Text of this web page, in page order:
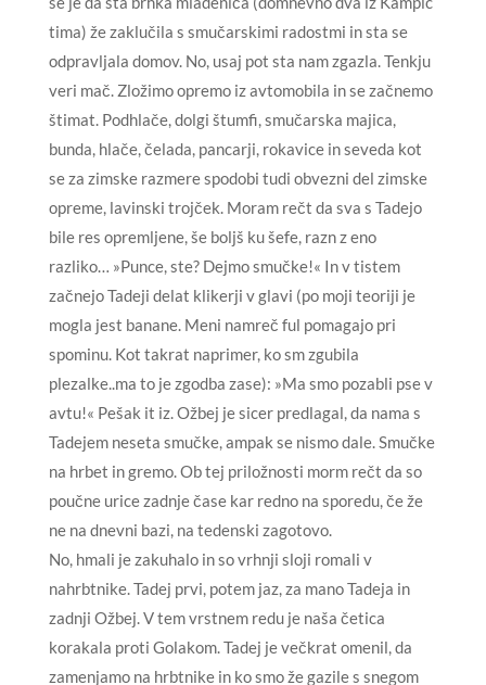
tima) že zaklučila s smučarskimi radostmi in sta se
odpravljala domov. No, usaj pot sta nam zgazla. Tenkju
veri mač. Zložimo opremo iz avtomobila in se začnemo
štimat. Podhlače, dolgi štumfi, smučarska majica,
bunda, hlače, čelada, pancarji, rokavice in seveda kot
se za zimske razmere spodobi tudi obvezni del zimske
opreme, lavinski trojček. Moram rečt da sva s Tadejo
bile res opremljene, še boljš ku šefe, razn z eno
razliko… »Punce, ste? Dejmo smučke!« In v tistem
začnejo Tadeji delat klikerji v glavi (po moji teoriji je
mogla jest banane. Meni namreč ful pomagajo pri
spominu. Kot takrat naprimer, ko sm zgubila
plezalke..ma to je zgodba zase): »Ma smo pozabli pse v
avtu!« Pešak it iz. Ožbej je sicer predlagal, da nama s
Tadejem neseta smučke, ampak se nismo dale. Smučke
na hrbet in gremo. Ob tej priložnosti morm rečt da so
poučne urice zadnje čase kar redno na sporedu, če že
ne na dnevni bazi, na tedenski zagotovo.
No, hmali je zakuhalo in so vrhnji sloji romali v
nahrbtnike. Tadej prvi, potem jaz, za mano Tadeja in
zadnji Ožbej. V tem vrstnem redu je naša četica
korakala proti Golakom. Tadej je večkrat omenil, da
zamenjamo na hrbtnike in ko smo že gazile s snegom